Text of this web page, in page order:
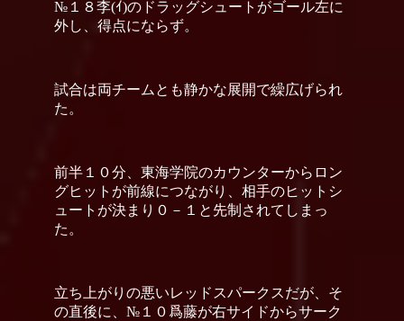
№１８李(ｲ)のドラッグシュートがゴール左に
外し、得点にならず。
試合は両チームとも静かな展開で繰広げられ
た。
前半１０分、東海学院のカウンターからロン
グヒットが前線につながり、相手のヒットシ
ュートが決まり０－１と先制されてしまっ
た。
立ち上がりの悪いレッドスパークスだが、そ
の直後に、№１０爲藤が右サイドからサーク